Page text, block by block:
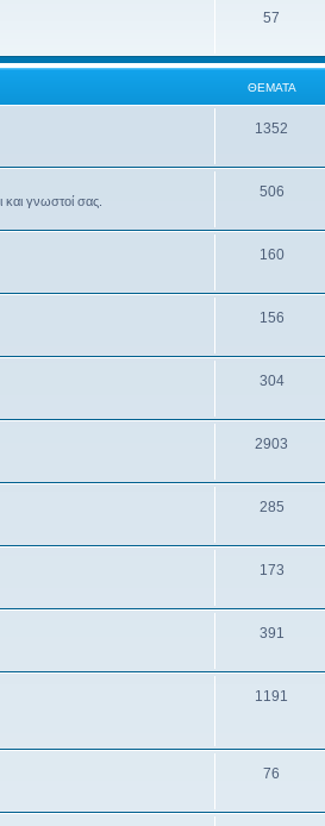
57
ΘΈΜΑΤΑ
1352
και γνωστοί σας.
506
160
156
304
2903
285
173
391
1191
76